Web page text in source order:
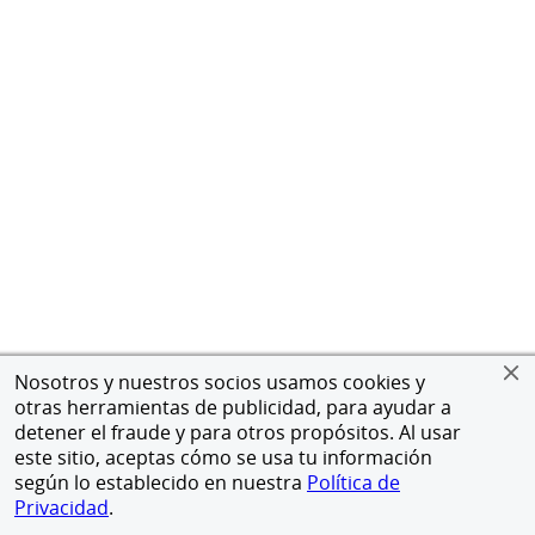
Nosotros y nuestros socios usamos cookies y
otras herramientas de publicidad, para ayudar a
detener el fraude y para otros propósitos. Al usar
este sitio, aceptas cómo se usa tu información
según lo establecido en nuestra Política de
Privacidad.